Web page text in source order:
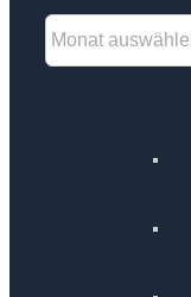
Archiv